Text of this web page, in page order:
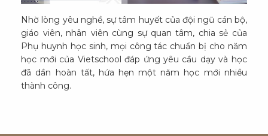
Nhờ lòng yêu nghề, sự tâm huyết của đội ngũ cán bộ,
giáo viên, nhân viên cùng sự quan tâm, chia sẻ của
Phụ huynh học sinh, mọi công tác chuẩn bị cho năm
học mới của Vietschool đáp ứng yêu cầu dạy và học
đã dần hoàn tất, hứa hẹn một năm học mới nhiều
thành công.